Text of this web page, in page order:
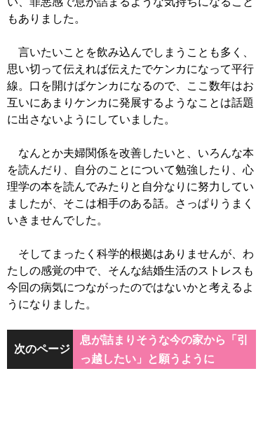
もありました。
言いたいことを飲み込んでしまうことも多く、
思い切って伝えれば伝えたでケンカになって平行
線。口を開けばケンカになるので、ここ数年はお
互いにあまりケンカに発展するようなことは話題
に出さないようにしていました。
なんとか夫婦関係を改善したいと、いろんな本
を読んだり、自分のことについて勉強したり、心
理学の本を読んでみたりと自分なりに努力してい
ましたが、そこは相手のある話。さっぱりうまく
いきませんでした。
そしてまったく科学的根拠はありませんが、わ
たしの感覚の中で、そんな結婚生活のストレスも
今回の病気につながったのではないかと考えるよ
うになりました。
次のページ
息が詰まりそうな今の家から「引
っ越したい」と願うように